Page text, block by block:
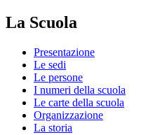
La Scuola
Presentazione
Le sedi
Le persone
I numeri della scuola
Le carte della scuola
Organizzazione
La storia